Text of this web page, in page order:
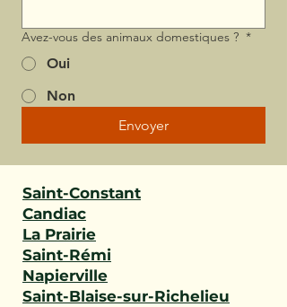
Avez-vous des animaux domestiques ? *
Oui
Non
Envoyer
Saint-Constant
Candiac
La Prairie
Saint-Rémi
Napierville
Saint-Blaise-sur-Richelieu